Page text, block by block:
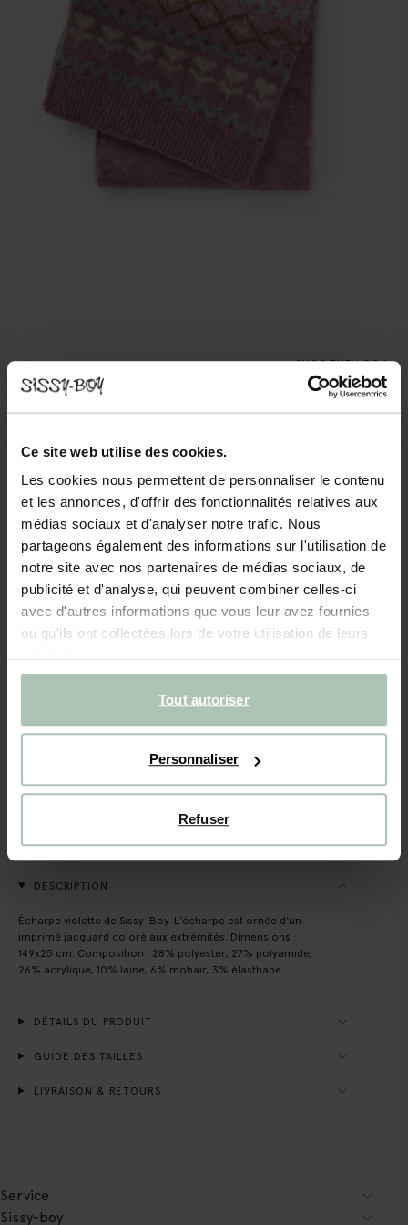
Ce site web utilise des cookies.
Les cookies nous permettent de personnaliser le contenu
et les annonces, d'offrir des fonctionnalités relatives aux
médias sociaux et d'analyser notre trafic. Nous
partageons également des informations sur l'utilisation de
notre site avec nos partenaires de médias sociaux, de
publicité et d'analyse, qui peuvent combiner celles-ci
avec d'autres informations que vous leur avez fournies
ou qu'ils ont collectées lors de votre utilisation de leurs
Tout autoriser
Personnaliser
Refuser
SHOP THE LOOK
Couleurs
Taille sélectionnée: Onesize
Livraison dans: 2–4 jours ouvrés
AJOUTER AU PANIER
DESCRIPTION
Écharpe violette de Sissy-Boy. L'écharpe est ornée d'un
imprimé jacquard coloré aux extrémités. Dimensions :
149x25 cm. Composition : 28% polyester, 27% polyamide,
26% acrylique, 10% laine, 6% mohair, 3% élasthane.
DÉTAILS DU PRODUIT
GUIDE DES TAILLES
LIVRAISON & RETOURS
Service
Sissy-boy